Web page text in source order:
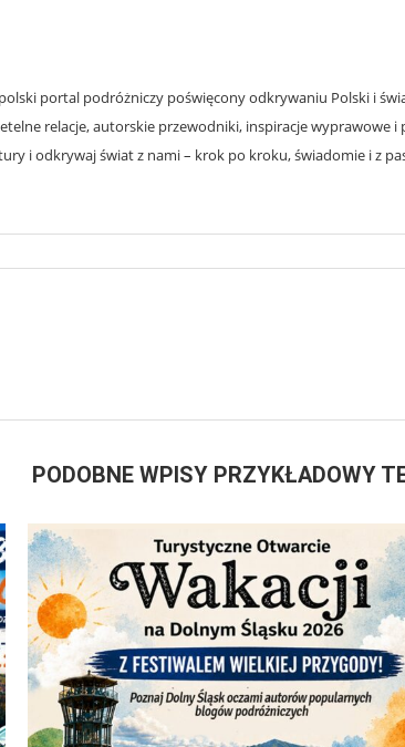
portal podróżniczy poświęcony odkrywaniu Polski i
relacje, autorskie przewodniki, inspiracje
i odkrywaj świat z nami – krok po kroku, świadomie i z
PODOBNE WPISY PRZYKŁADOWY